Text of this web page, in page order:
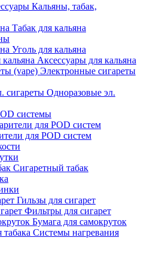
Кальяны, табак,
Табак для кальяна
Уголь для кальяна
Аксессуары для кальяна
Электронные сигареты
Одноразовые эл.
системы
для POD систем
Сигаретный табак
Гильзы для сигарет
Фильтры для сигарет
Бумага для самокруток
Системы нагревания